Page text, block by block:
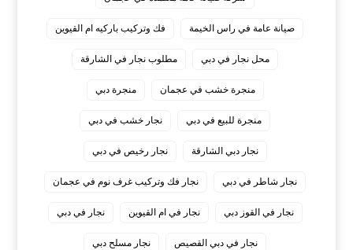
صيانة عامة في راس الخيمة فك وتركيب باركيه ام القيوين
محل نجار في دبي مطلوب نجار في الشارقة
منجرة خشب في عجمان منجرة دبي
منجرة للبيع في دبي نجار خشب في دبي
نجار دبي الشارقة نجار رخيص في دبي
نجار شاطر في دبي نجار فك وتركيب غرف نوم في عجمان
نجار في القوز دبي نجار في ام القيوين نجار في دبي
نجار في دبي القصيص نجار مسلح دبي